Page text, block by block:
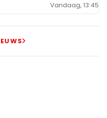
Vandaag, 13:45